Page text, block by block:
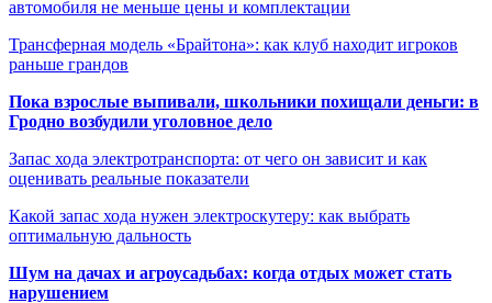
автомобиля не меньше цены и комплектации
Трансферная модель «Брайтона»: как клуб находит игроков
раньше грандов
Пока взрослые выпивали, школьники похищали деньги: в
Гродно возбудили уголовное дело
Запас хода электротранспорта: от чего он зависит и как
оценивать реальные показатели
Какой запас хода нужен электроскутеру: как выбрать
оптимальную дальность
Шум на дачах и агроусадьбах: когда отдых может стать
нарушением